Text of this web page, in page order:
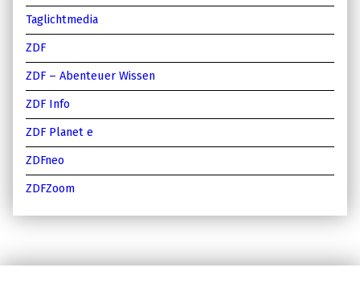
Taglichtmedia
ZDF
ZDF – Abenteuer Wissen
ZDF Info
ZDF Planet e
ZDFneo
ZDFZoom